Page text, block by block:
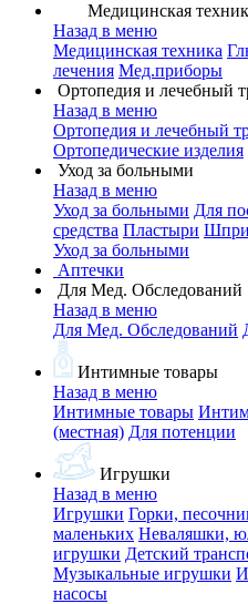
Медицинская
Назад в меню
Медицинская техника
лечения Мед.приборы
Ортопедия и лечебный
Назад в меню
Ортопедия и лечебный
Ортопедические изделия
Уход за больными
Назад в меню
Уход за больными Для
средства Пластыри
Уход за больными
Аптечки
Для Мед. Обследований
Назад в меню
Для Мед. Обследований
Интимные товары
Назад в меню
Интимные товары
(местная) Для потенции
Игрушки
Назад в меню
Игрушки Горки,
маленьких Неваляшки,
игрушки Детский
Музыкальные игрушки
насосы